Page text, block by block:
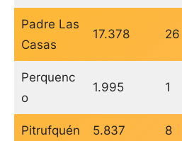
Padre Las
Casas
17.378 26
Perquenc
o
1.995 1
Pitrufquén 5.837 8